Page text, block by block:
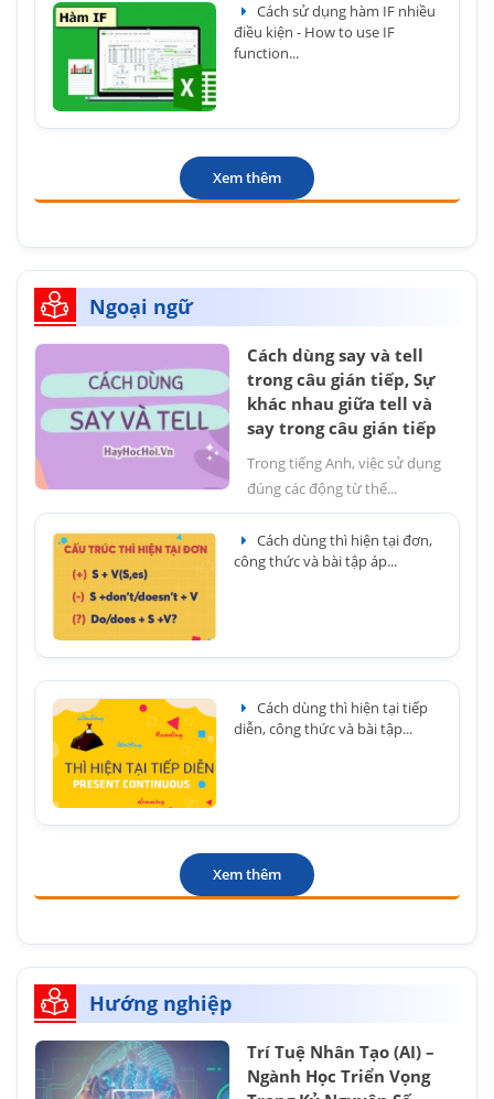
Cách sử dụng hàm IF nhiều
điều kiện - How to use IF
function...
Xem thêm
Ngoại ngữ
Cách dùng say và tell
trong câu gián tiếp, Sự
khác nhau giữa tell và
say trong câu gián tiếp
Trong tiếng Anh, việc sử dụng
đúng các động từ thể...
Cách dùng thì hiện tại đơn,
công thức và bài tập áp...
Cách dùng thì hiện tại tiếp
diễn, công thức và bài tập...
Xem thêm
Hướng nghiệp
Trí Tuệ Nhân Tạo (AI) –
Ngành Học Triển Vọng